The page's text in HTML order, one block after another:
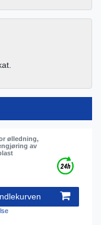
ølledning,
av